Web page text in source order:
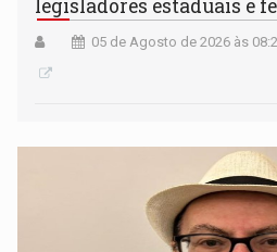
legisladores estaduais e
05 de Agosto de 2026 às